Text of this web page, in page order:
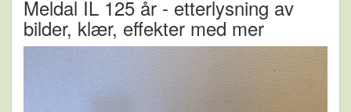
Meldal IL 125 år - etterlysning av
bilder, klær, effekter med mer